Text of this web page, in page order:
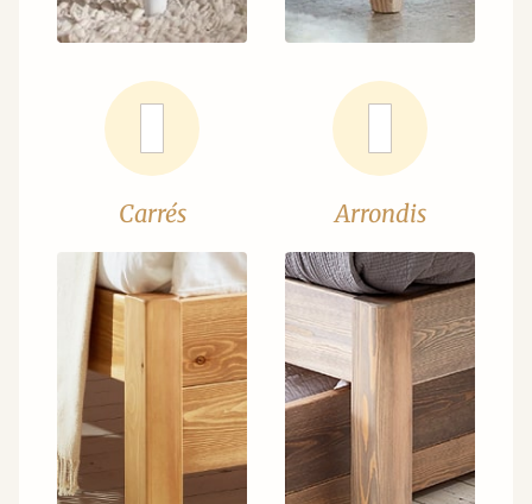
Carrés Arrondis